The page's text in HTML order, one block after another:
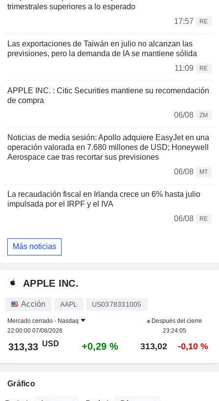
trimestrales superiores a lo esperado
17:57
RE
Las exportaciones de Taiwán en julio no alcanzan las
previsiones, pero la demanda de IA se mantiene sólida
11:09
RE
APPLE INC. : Citic Securities mantiene su recomendación
de compra
06/08
ZM
Noticias de media sesión: Apollo adquiere EasyJet en una
operación valorada en 7.680 millones de USD; Honeywell
Aerospace cae tras recortar sus previsiones
06/08
MT
La recaudación fiscal en Irlanda crece un 6% hasta julio
impulsada por el IRPF y el IVA
06/08
RE
Más noticias
APPLE INC.
Acción AAPL US0378331005
Mercado cerrado - Nasdaq
22:00:00 07/08/2026
Después del cierre
23:24:05
313,33 USD +0,29 % 313,02 -0,10 %
Gráfico